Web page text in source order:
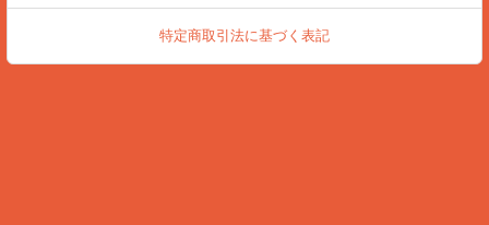
特定商取引法に基づく表記